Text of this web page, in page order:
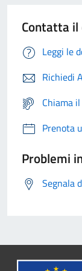
Contatta il
Leggi le
Richiedi
Chiama
Prenota
Problemi
Segnala